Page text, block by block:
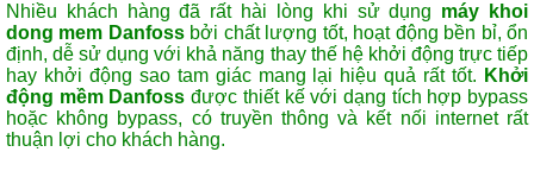
Nhiều khách hàng đã rất hài lòng khi sử dụng máy khoi
dong mem Danfossbởi chất lượng tốt, hoạt động bền bỉ, ổn
định, dễ sử dụng với khả năng thay thế hệ khởi động trực tiếp
hay khởi động sao tam giác mang lại hiệu quả rất tốt. Khởi
động mềm Danfossđược thiết kế với dạng tích hợp bypass
hoặc không bypass, có truyền thông và kết nối internet rất
thuận lợi cho khách hàng.